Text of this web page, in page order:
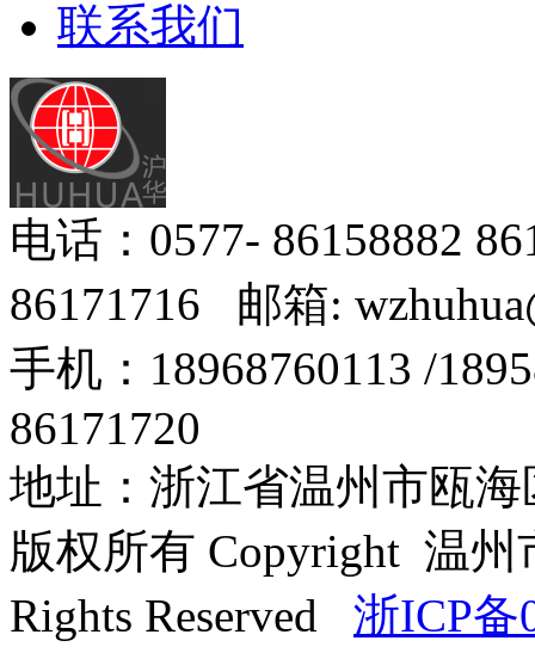
联系我们
电话：0577- 86158882
86171716 邮箱:
手机：18968760113 /
86171720
地址：浙江省温州市瓯海
版权所有 Copyright 温
Rights Reserved 浙ICP备